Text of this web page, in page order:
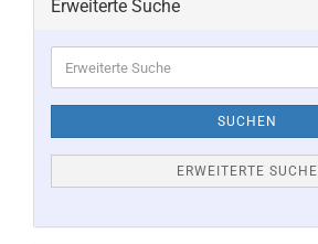
Erweiterte Suche
Suche
SUCHEN
ERWEITERTE SUCHE